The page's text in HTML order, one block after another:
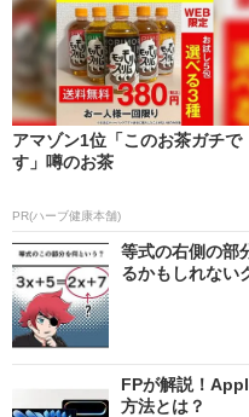
アマゾン1位「このお茶ガチで
す」噂のお茶
PR(ハーブ健康本舗)
等式の右側の
るかもしれない
FPが解説！
方法とは？